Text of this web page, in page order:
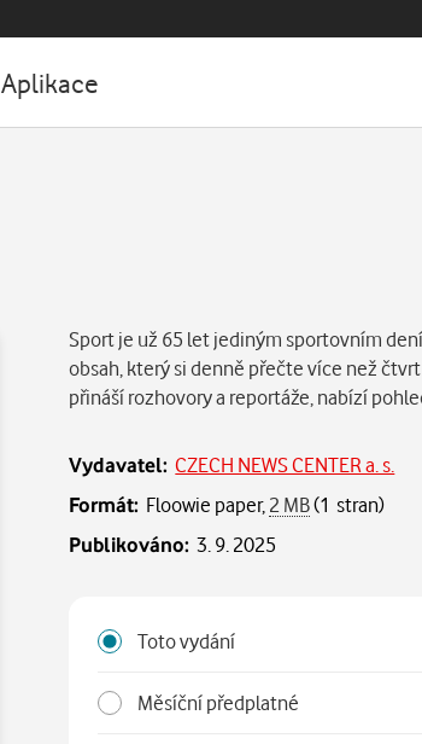
Aplikace
Sport je už 65 let jediným sportovním
obsah, který si denně přečte více než
přináší rozhovory a reportáže, nabízí
Vydavatel: CZECH NEWS CENTER a. s.
Formát: Floowie paper, 2 MB(1 stran)
Publikováno: 3. 9. 2025
Toto vydání
Měsíční předplatné